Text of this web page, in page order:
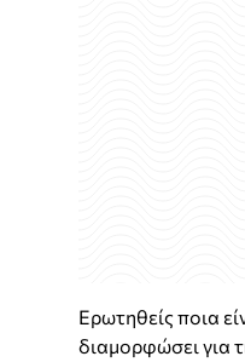
Ερωτηθείς ποια
διαμορφώσει για